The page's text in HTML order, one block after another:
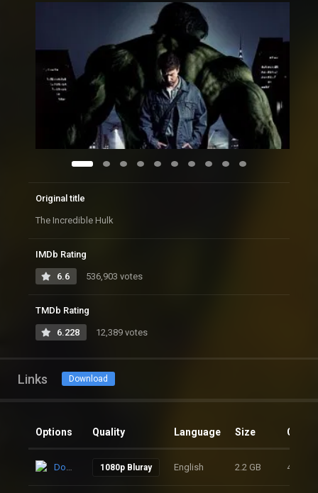
Original title
The Incredible Hulk
IMDb Rating
6.6 536,903 votes
TMDb Rating
6.228 12,389 votes
Links Download
Options Quality Language Size Clicks
Download 1080p Bluray English 2.2 GB 49